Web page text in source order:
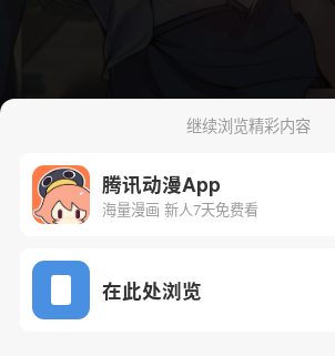
下一话 腾漫
继续浏览精彩内容
腾讯动漫App
海量漫画 新人7天免费看
在此处浏览